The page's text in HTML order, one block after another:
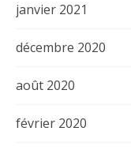
janvier 2021
décembre 2020
août 2020
février 2020